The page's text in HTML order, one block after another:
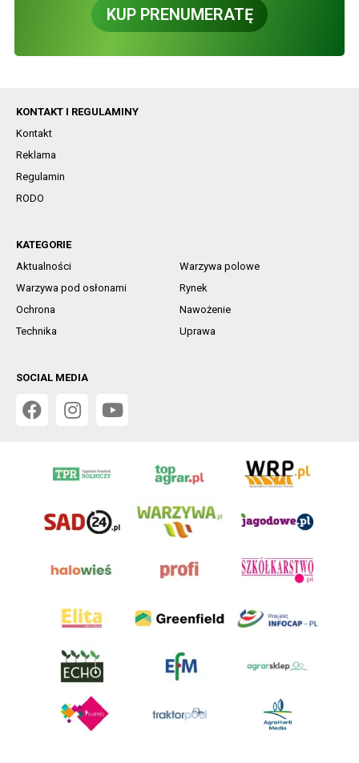
KUP PRENUMERATĘ
KONTAKT I REGULAMINY
Kontakt
Reklama
Regulamin
RODO
KATEGORIE
Aktualności
Warzywa polowe
Warzywa pod osłonami
Rynek
Ochrona
Nawożenie
Technika
Uprawa
SOCIAL MEDIA